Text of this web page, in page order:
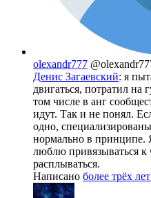
olexandr777
Денис Загаевский: я
двигаться, потратил на
том числе в анг
идут. Так и не понял.
одно,
нормально в принципе.
люблю привязываться
расплываться.
Написано более трёх